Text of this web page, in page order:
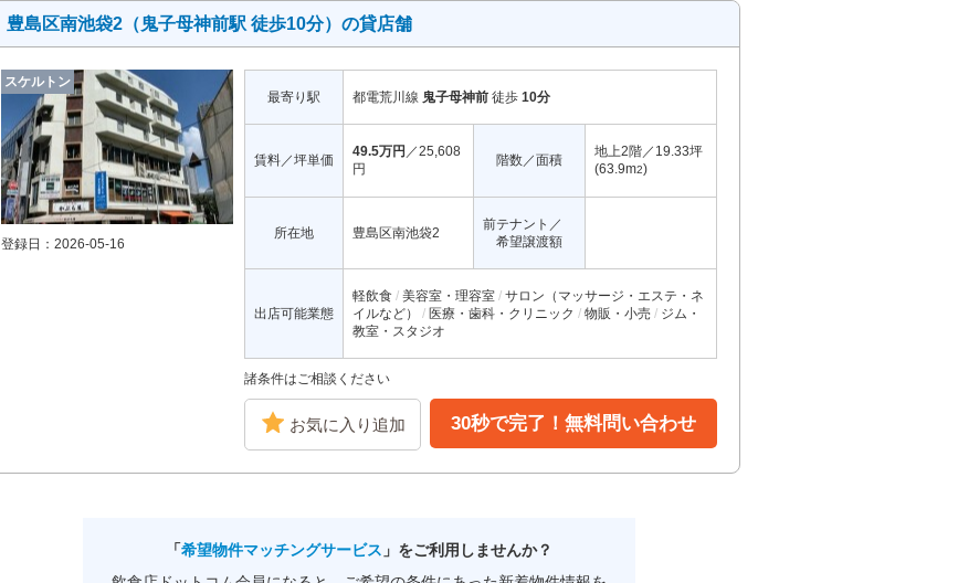
豊島区南池袋2（鬼子母神前駅 徒歩10分）の貸店舗
スケルトン
登録日：2026-05-16
最寄り駅 都電荒川線 鬼子母神前 徒歩 10分
賃料／坪単価
49.5万円 ／25,608
円
階数／面積
地上2階／19.33坪
(63.9m2)
所在地 豊島区南池袋2
前テナント／
希望譲渡額
出店可能業態
軽飲食 美容室・理容室
サロン（マッサージ・エステ・ネ
イルなど）
医療・歯科・クリニック 物販・小売
ジム・
教室・スタジオ
諸条件はご相談ください
お気に入り追加 30秒で完了！無料問い合わせ
「希望物件マッチングサービス 」をご利用しませんか？